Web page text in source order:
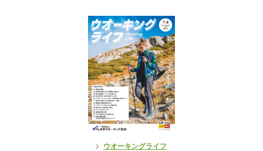
ウオーキングライフ